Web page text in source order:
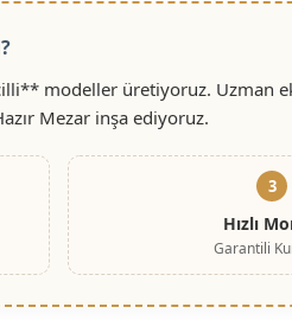
modeller üretiyoruz. Uzman
Mezar inşa ediyoruz.
3
Hızlı
Garantili